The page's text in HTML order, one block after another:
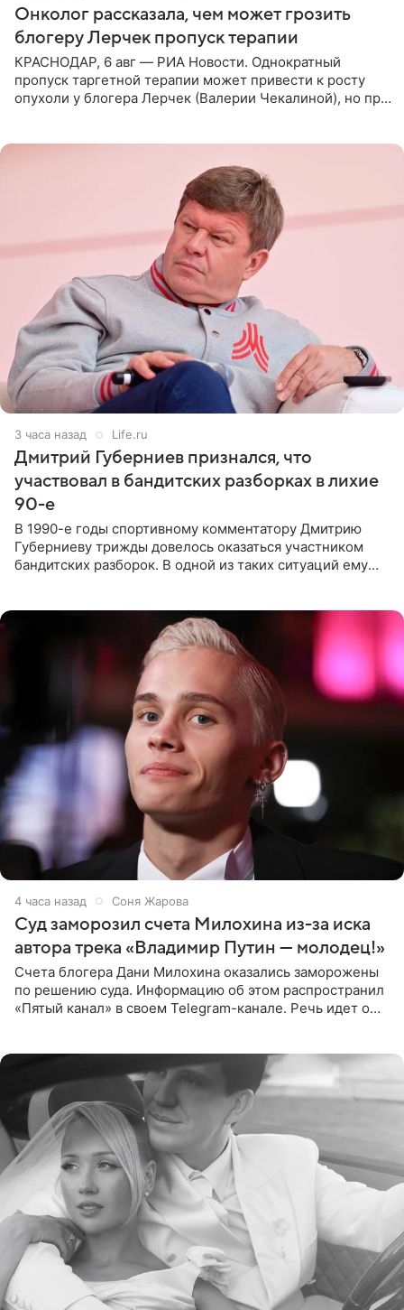
Онколог рассказала, чем может грозить
блогеру Лерчек пропуск терапии
КРАСНОДАР, 6 авг — РИА Новости. Однократный
пропуск таргетной терапии может привести к росту
опухоли у блогера Лерчек (Валерии Чекалиной), но при
3 часа назад Life.ru
Дмитрий Губерниев признался, что
участвовал в бандитских разборках в лихие
90-е
В 1990-е годы спортивному комментатору Дмитрию
Губерниеву трижды довелось оказаться участником
бандитских разборок. В одной из таких ситуаций ему
4 часа назад Соня Жарова
Суд заморозил счета Милохина из-за иска
автора трека «Владимир Путин — молодец!»
Счета блогера Дани Милохина оказались заморожены
по решению суда. Информацию об этом распространил
«Пятый канал» в своем Telegram-канале. Речь идет о